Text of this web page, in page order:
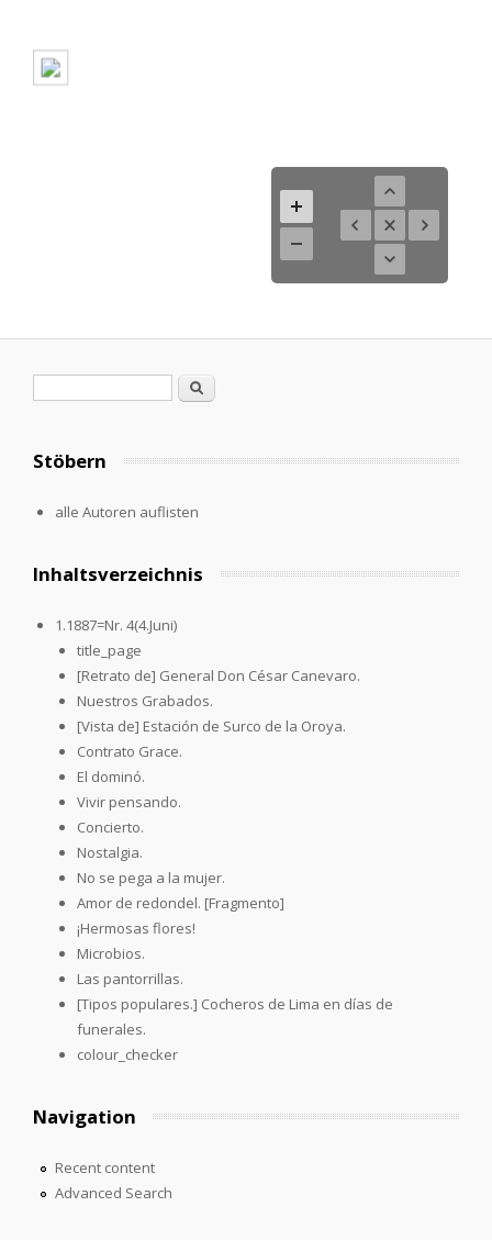
Search
Stöbern
alle Autoren auflisten
Inhaltsverzeichnis
1.1887=Nr. 4(4.Juni)
title_page
[Retrato de] General Don César Canevaro.
Nuestros Grabados.
[Vista de] Estación de Surco de la Oroya.
Contrato Grace.
El dominó.
Vivir pensando.
Concierto.
Nostalgia.
No se pega a la mujer.
Amor de redondel. [Fragmento]
¡Hermosas flores!
Microbios.
Las pantorrillas.
[Tipos populares.] Cocheros de Lima en días de
funerales.
colour_checker
Navigation
Recent content
Advanced Search